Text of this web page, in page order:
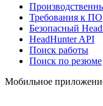
Требования к ПО
Безопасный
HeadHunter API
Поиск работы
Поиск по резюме
Мобильное